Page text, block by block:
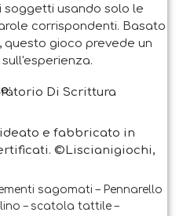
soggetti usando solo le
corrispondenti. Basato
gioco prevede un
Di Scrittura
e fabbricato in
©Liscianigiochi,
sagomati – Pennarello
– scatola tattile –